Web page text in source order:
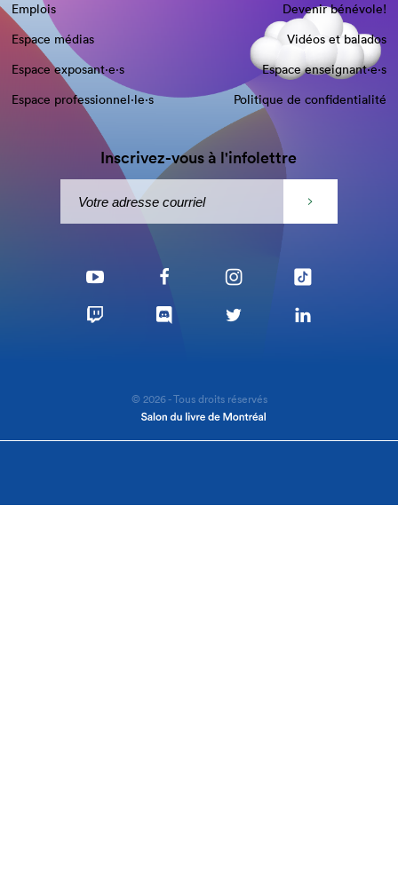
Emplois
Devenir bénévole!
Espace médias
Vidéos et balados
Espace exposant·e⋅s
Espace enseignant·e⋅s
Espace professionnel·le⋅s
Politique de confidentialité
Inscrivez-vous à l'infolettre
© 2026 - Tous droits réservés